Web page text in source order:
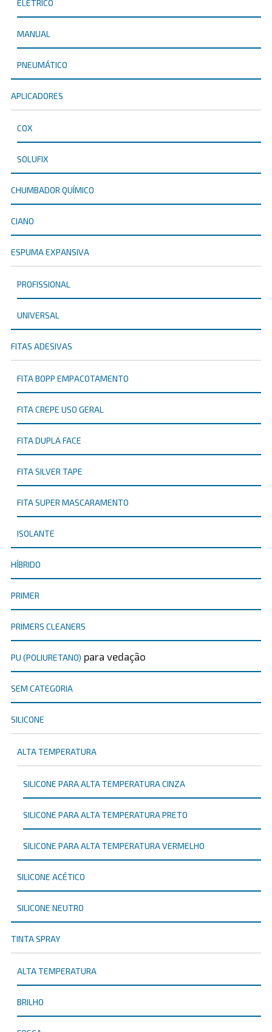
ELÉTRICO
MANUAL
PNEUMÁTICO
APLICADORES
COX
SOLUFIX
CHUMBADOR QUÍMICO
CIANO
ESPUMA EXPANSIVA
PROFISSIONAL
UNIVERSAL
FITAS ADESIVAS
FITA BOPP EMPACOTAMENTO
FITA CREPE USO GERAL
FITA DUPLA FACE
FITA SILVER TAPE
FITA SUPER MASCARAMENTO
ISOLANTE
HÍBRIDO
PRIMER
PRIMERS CLEANERS
PU (POLIURETANO) para vedação
SEM CATEGORIA
SILICONE
ALTA TEMPERATURA
SILICONE PARA ALTA TEMPERATURA CINZA
SILICONE PARA ALTA TEMPERATURA PRETO
SILICONE PARA ALTA TEMPERATURA VERMELHO
SILICONE ACÉTICO
SILICONE NEUTRO
TINTA SPRAY
ALTA TEMPERATURA
BRILHO